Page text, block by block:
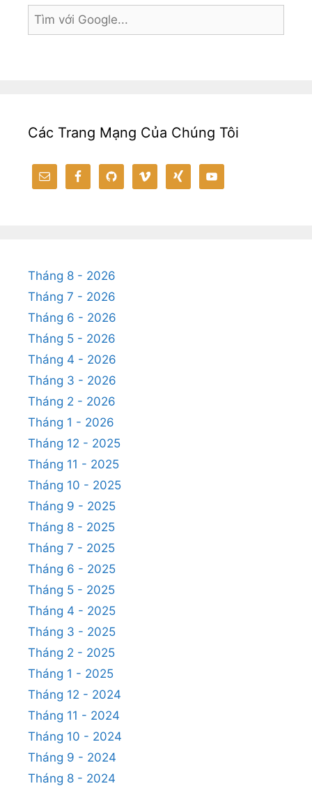
o
g
p
Các Trang Mạng Của Chúng Tôi
Tháng 8 - 2026
Tháng 7 - 2026
Tháng 6 - 2026
Tháng 5 - 2026
Tháng 4 - 2026
Tháng 3 - 2026
Tháng 2 - 2026
Tháng 1 - 2026
Tháng 12 - 2025
Tháng 11 - 2025
Tháng 10 - 2025
Tháng 9 - 2025
Tháng 8 - 2025
Tháng 7 - 2025
Tháng 6 - 2025
Tháng 5 - 2025
Tháng 4 - 2025
Tháng 3 - 2025
Tháng 2 - 2025
Tháng 1 - 2025
Tháng 12 - 2024
Tháng 11 - 2024
Tháng 10 - 2024
Tháng 9 - 2024
Tháng 8 - 2024